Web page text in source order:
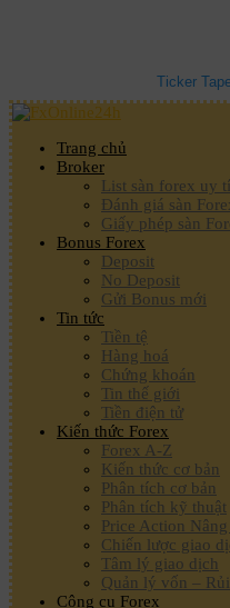
Ticker
Trang chủ
Broker
List sàn forex uy
Đánh giá sàn
Giấy phép sàn
Bonus Forex
Deposit
No Deposit
Gửi Bonus mới
Tin tức
Tiền tệ
Hàng hoá
Chứng khoán
Tin thế giới
Tiền điện tử
Kiến thức Forex
Forex A-Z
Kiến thức cơ bản
Phân tích cơ bản
Phân tích kỹ thuật
Price Action Nâng
Chiến lược giao
Tâm lý giao dịch
Quản lý vốn –
Công cụ Forex